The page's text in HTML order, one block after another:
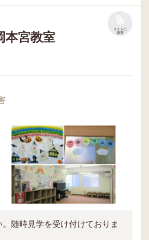
本宮教室
リストに
保存
随時見学を受け付けておりま